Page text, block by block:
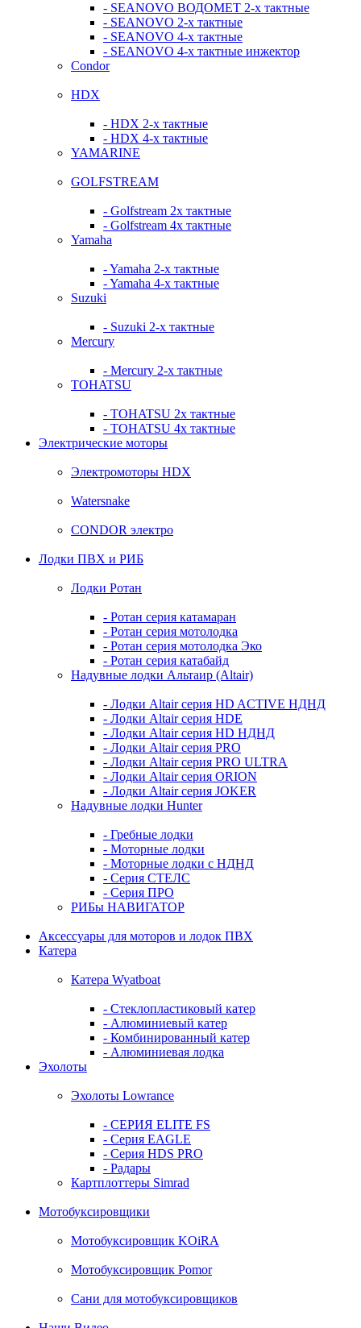
- SEANOVO ВОДОМЕТ 2-х тактные
- SEANOVO 2-х тактные
- SEANOVO 4-х тактные
- SEANOVO 4-х тактные инжектор
Condor
HDX
- HDX 2-х тактные
- HDX 4-х тактные
YAMARINE
GOLFSTREAM
- Golfstream 2х тактные
- Golfstream 4х тактные
Yamaha
- Yamaha 2-х тактные
- Yamaha 4-х тактные
Suzuki
- Suzuki 2-х тактные
Mercury
- Mercury 2-х тактные
TOHATSU
- TOHATSU 2х тактные
- TOHATSU 4х тактные
Электрические моторы
Электромоторы HDX
Watersnake
CONDOR электро
Лодки ПВХ и РИБ
Лодки Ротан
- Ротан серия катамаран
- Ротан серия мотолодка
- Ротан серия мотолодка Эко
- Ротан серия катабайд
Надувные лодки Альтаир (Altair)
- Лодки Altair серия HD ACTIVE НДНД
- Лодки Altair серия HDE
- Лодки Altair серия HD НДНД
- Лодки Altair серия PRO
- Лодки Altair серия PRO ULTRA
- Лодки Altair серия ORION
- Лодки Altair серия JOKER
Надувные лодки Hunter
- Гребные лодки
- Моторные лодки
- Моторные лодки с НДНД
- Серия СТЕЛС
- Серия ПРО
РИБы НАВИГАТОР
Аксессуары для моторов и лодок ПВХ
Катера
Катера Wyatboat
- Cтеклопластиковый катер
- Алюминиевый катер
- Комбинированный катер
- Алюминиевая лодка
Эхолоты
Эхолоты Lowrance
- СЕРИЯ ELITE FS
- Серия EAGLE
- Серия HDS PRO
- Радары
Картплоттеры Simrad
Мотобуксировщики
Мотобуксировщик KOiRA
Мотобуксировщик Pomor
Сани для мотобуксировщиков